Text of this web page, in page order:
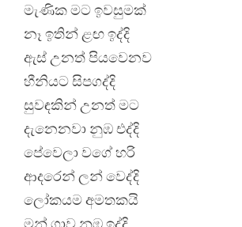
මැණික මට ඉවසුමක්
නෑ ඉතින් ළඟ ඉද්දි
ඇස් උනත් පියවෙනව
හීනියට සිපගද්දි
සුවඳකින් උනත් මට
දැනෙනවා නුඹ එද්දි
පේවෙලා වගේ හරි
ආදරෙන් ලන් වෙද්දි
ලෝකයම අමතකයි